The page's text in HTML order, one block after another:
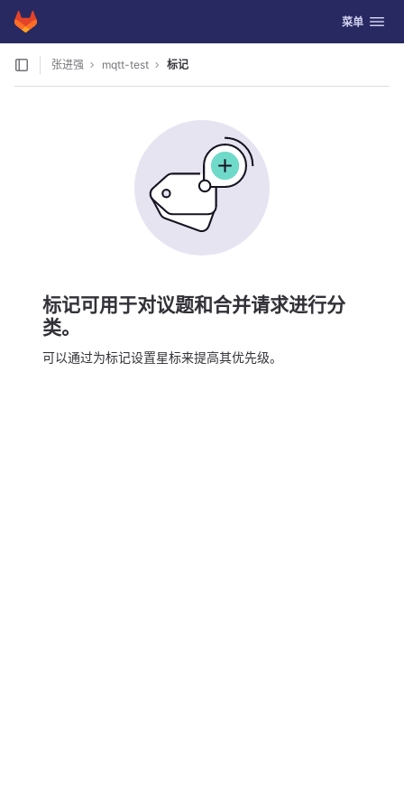
Skip to content
GitLab 切换导航
菜单
张进强 mqtt-test 标记
标记可用于对议题和合并请求进行分
类。
可以通过为标记设置星标来提高其优先级。